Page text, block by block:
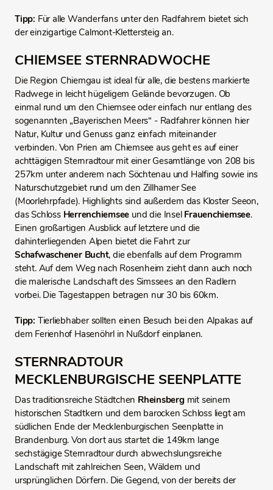
Tipp: Für alle Wanderfans unter den Radfahrern bietet sich
der einzigartige Calmont-Klettersteig an.
CHIEMSEE STERNRADWOCHE
Die Region Chiemgau ist ideal für alle, die bestens markierte
Radwege in leicht hügeligem Gelände bevorzugen. Ob
einmal rund um den Chiemsee oder einfach nur entlang des
sogenannten „Bayerischen Meers“ - Radfahrer können hier
Natur, Kultur und Genuss ganz einfach miteinander
verbinden. Von Prien am Chiemsee aus geht es auf einer
achttägigen Sternradtour mit einer Gesamtlänge von 208 bis
257km unter anderem nach Söchtenau und Halfing sowie ins
Naturschutzgebiet rund um den Zillhamer See
(Moorlehrpfade). Highlights sind außerdem das Kloster Seeon,
das Schloss Herrenchiemsee und die Insel Frauenchiemsee.
Einen großartigen Ausblick auf letztere und die
dahinterliegenden Alpen bietet die Fahrt zur
Schafwaschener Bucht, die ebenfalls auf dem Programm
steht. Auf dem Weg nach Rosenheim zieht dann auch noch
die malerische Landschaft des Simssees an den Radlern
vorbei. Die Tagestappen betragen nur 30 bis 60km.
Tipp: Tierliebhaber sollten einen Besuch bei den Alpakas auf
dem Ferienhof Hasenöhrl in Nußdorf einplanen.
STERNRADTOUR
MECKLENBURGISCHE SEENPLATTE
Das traditionsreiche Städtchen Rheinsbergmit seinem
historischen Stadtkern und dem barocken Schloss liegt am
südlichen Ende der Mecklenburgischen Seenplatte in
Brandenburg. Von dort aus startet die 149km lange
sechstägige Sternradtour durch abwechslungsreiche
Landschaft mit zahlreichen Seen, Wäldern und
ursprünglichen Dörfern. Die Gegend, von der bereits der